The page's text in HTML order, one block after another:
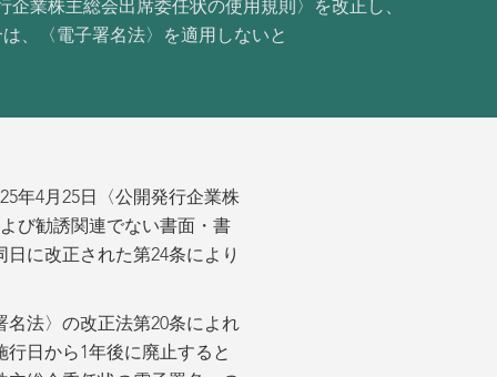
業株主総会出席委任状の使用規則〉を改正し、
、〈電子署名法〉を適用しないと
年4月25日〈公開発行企業株
び勧誘関連でない書面・書
に改正された第24条により
法〉の改正法第20条によれ
日から1年後に廃止すると